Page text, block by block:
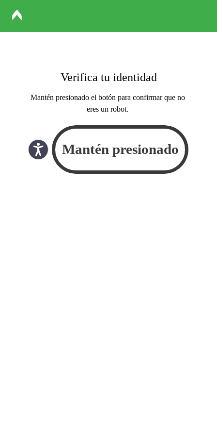
Verifica tu identidad
Mantén presionado el botón para confirmar que no
eres un robot.